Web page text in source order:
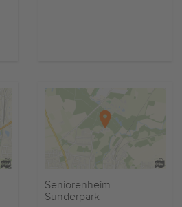
Seniorenheim
Sunderpark